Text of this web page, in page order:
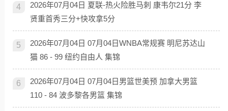
4
2026年07月04日 夏联-热火险胜马刺 康韦尔21分 李
贤重首秀三分+快攻拿5分
5
2026年07月04日 07月04日WNBA常规赛 明尼苏达山
猫 86 - 99 纽约自由人 集锦
6
2026年07月04日 07月04日男篮世美预 加拿大男篮
110 - 84 波多黎各男篮 集锦